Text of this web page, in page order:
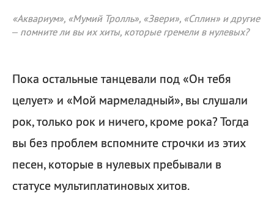
«Аквариум», «Мумий Тролль», «Звери», «Сплин» и другие
– помните ли вы их хиты, которые гремели в нулевых?
Пока остальные танцевали под «Он тебя
целует» и «Мой мармеладный», вы слушали
рок, только рок и ничего, кроме рока? Тогда
вы без проблем вспомните строчки из этих
песен, которые в нулевых пребывали в
статусе мультиплатиновых хитов.